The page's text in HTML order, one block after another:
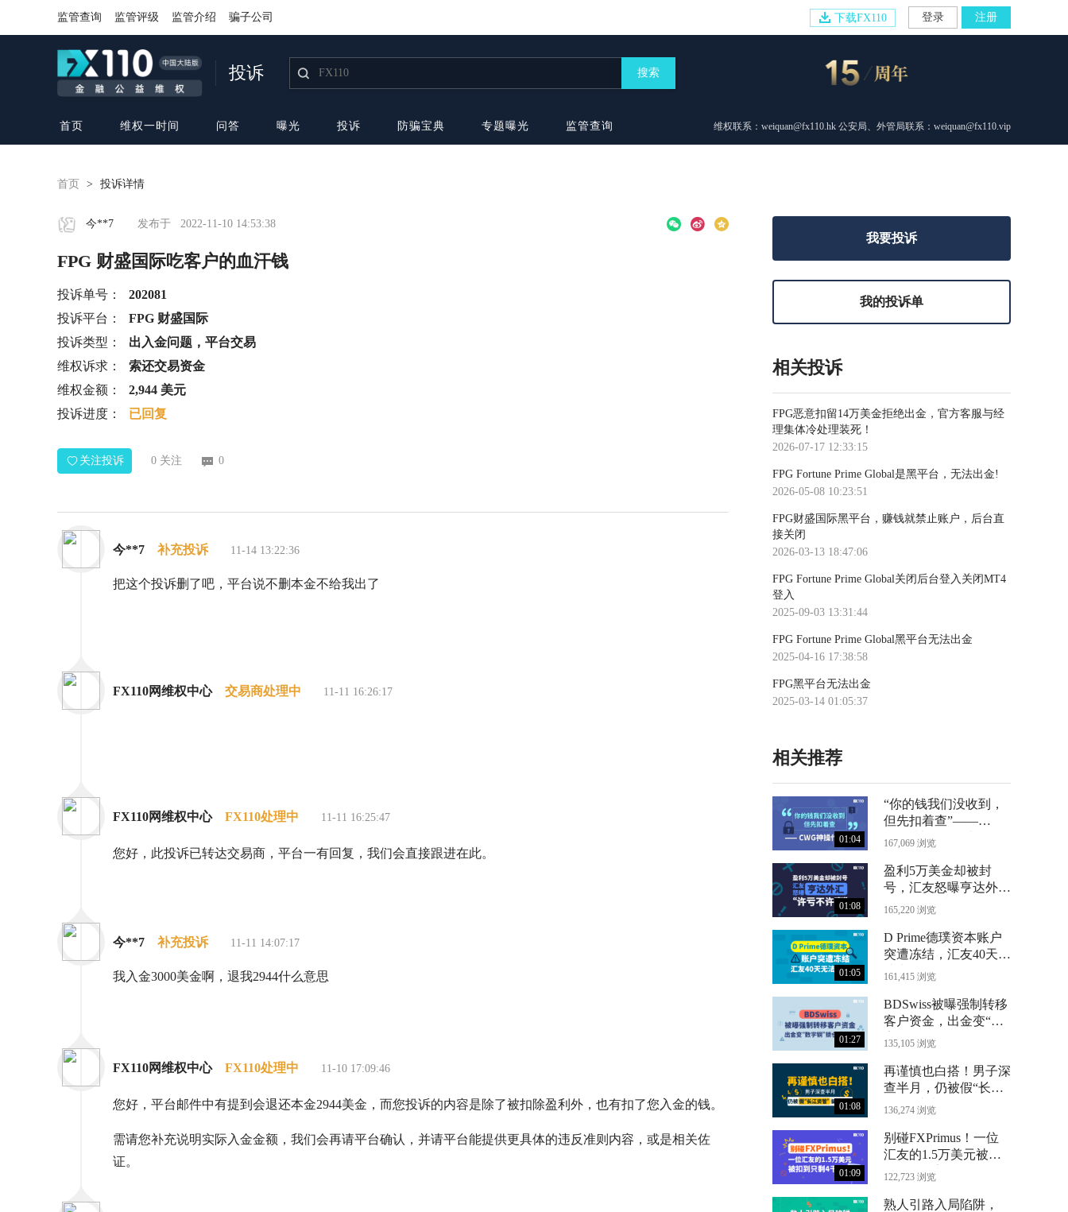
监管查询 监管评级 监管介绍 骗子公司 登录 注册
下载FX110
投诉 搜索
首页 维权一时间 问答 曝光 投诉 防骗宝典 专题曝光 监管查询 维权联系：weiquan@fx110.hk 公安局、外管局联系：weiquan@fx110.vip
首页 > 投诉详情
今**7 发布于 2022-11-10 14:53:38
FPG 财盛国际吃客户的血汗钱
投诉单号：
202081
投诉平台：
FPG 财盛国际
投诉类型：
出入金问题，平台交易
维权诉求：
索还交易资金
维权金额：
2,944 美元
投诉进度：
已回复
关注投诉 0 关注 0
今**7 补充投诉 11-14 13:22:36
把这个投诉删了吧，平台说不删本金不给我出了
FX110网维权中心 交易商处理中 11-11 16:26:17
FX110网维权中心 FX110处理中 11-11 16:25:47
您好，此投诉已转达交易商，平台一有回复，我们会直接跟进在此。
今**7 补充投诉 11-11 14:07:17
我入金3000美金啊，退我2944什么意思
FX110网维权中心 FX110处理中 11-10 17:09:46
您好，平台邮件中有提到会退还本金2944美金，而您投诉的内容是除了被扣除盈利外，也有扣了您入金的钱。
需请您补充说明实际入金金额，我们会再请平台确认，并请平台能提供更具体的违反准则内容，或是相关佐
证。
我要投诉
我的投诉单
相关投诉
FPG恶意扣留14万美金拒绝出金，官方客服与经
理集体冷处理装死！
2026-07-17 12:33:15
FPG Fortune Prime Global是黑平台，无法出金!
2026-05-08 10:23:51
FPG财盛国际​黑平台，赚钱就禁止账户，后台直
接关闭
2026-03-13 18:47:06
FPG Fortune Prime Global关闭后台登入关闭MT4
登入
2025-09-03 13:31:44
FPG Fortune Prime Global黑平台无法出金
2025-04-16 17:38:58
FPG黑平台无法出金
2025-03-14 01:05:37
相关推荐
01:04
“你的钱我们没收到，
但先扣着查”——
CWG神操作曝光
167,069 浏览
01:08
盈利5万美金却被封
号，汇友怒曝亨达外汇
“许亏不许赢”
165,220 浏览
01:05
D Prime德璞资本账户
突遭冻结，汇友40天无
法出金
161,415 浏览
01:27
BDSwiss被曝强制转移
客户资金，出金变“数
字铜”锁仓24个月
135,105 浏览
01:08
再谨慎也白搭！男子深
查半月，仍被假“长江
资管”骗光71万
136,274 浏览
01:09
别碰FXPrimus！一位
汇友的1.5万美元被扣
到只剩4千
122,723 浏览
熟人引路入局陷阱，